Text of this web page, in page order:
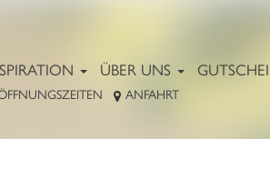
ÜBER UNS
ANFAHRT